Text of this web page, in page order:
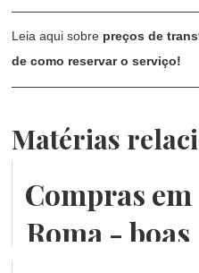
Leia aqui sobre preços de
de como reservar o serviço!
Matérias
Compras em
Roma - boas